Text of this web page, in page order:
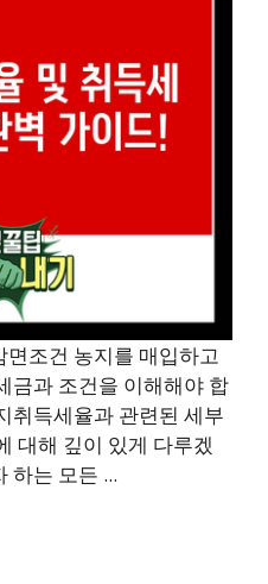
조건 농지를 매입하고
금과 조건을 이해해야 합
취득세율과 관련된 세부
대해 깊이 있게 다루겠
하는 모든 ...